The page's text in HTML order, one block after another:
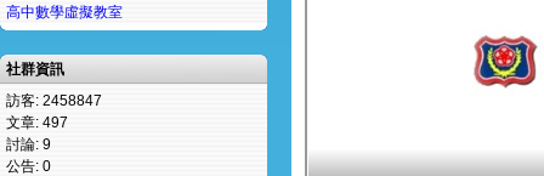
高中數學虛擬教室
社群資訊
訪客: 2458847
文章: 497
討論: 9
公告: 0